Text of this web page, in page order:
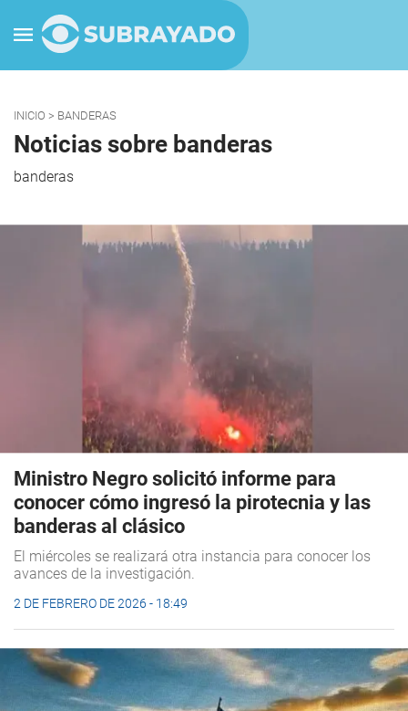
INICIO > BANDERAS
Noticias sobre banderas
banderas
Ministro Negro solicitó informe para
conocer cómo ingresó la pirotecnia y las
banderas al clásico
El miércoles se realizará otra instancia para conocer los
avances de la investigación.
2 DE FEBRERO DE 2026 - 18:49